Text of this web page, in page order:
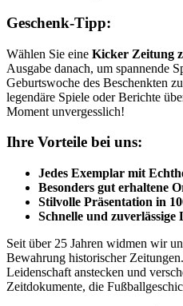
Geschenk-Tipp:
Wählen Sie eine Kicker Zeitung
Ausgabe danach, um spannende
Geburtswoche des Beschenkten
legendäre Spiele oder Berichte
Moment unvergesslich!
Ihre Vorteile bei uns:
Jedes Exemplar mit
Besonders gut erhaltene
Stilvolle Präsentation in
Schnelle und zuverlässige
Seit über 25 Jahren widmen wir
Bewahrung historischer
Leidenschaft anstecken und
Zeitdokumente, die